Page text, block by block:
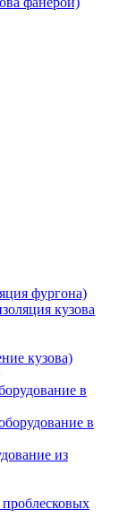
фургона)
кузова
кузова)
в
в
из
проблесковых